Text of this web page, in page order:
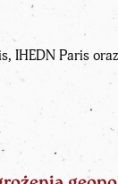
IHEDN Paris